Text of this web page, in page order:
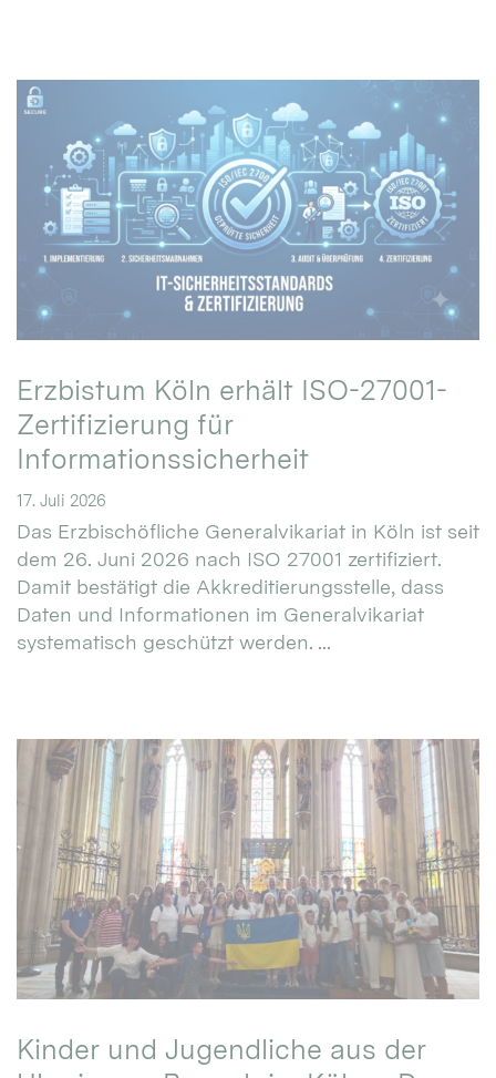
Erzbistum Köln erhält ISO-27001-
Zertifizierung für
Informationssicherheit
17. Juli 2026
Das Erzbischöfliche Generalvikariat in Köln ist seit
dem 26. Juni 2026 nach ISO 27001 zertifiziert.
Damit bestätigt die Akkreditierungsstelle, dass
Daten und Informationen im Generalvikariat
systematisch geschützt werden. ...
Kinder und Jugendliche aus der